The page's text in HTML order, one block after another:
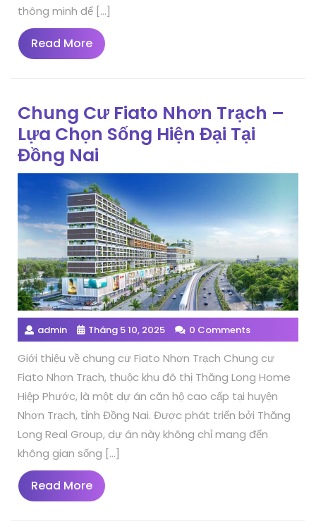
thông minh để […]
Read MoreRead
More
Chung Cư Fiato Nhơn Trạch –
Lựa Chọn Sống Hiện Đại Tại
Đồng Nai
admin Tháng 5 10, 2025 0 Comments
Giới thiệu về chung cư Fiato Nhơn Trạch Chung cư
Fiato Nhơn Trạch, thuộc khu đô thị Thăng Long Home
Hiệp Phước, là một dự án căn hộ cao cấp tại huyện
Nhơn Trạch, tỉnh Đồng Nai. Được phát triển bởi Thăng
Long Real Group, dự án này không chỉ mang đến
không gian sống […]
Read MoreRead
More